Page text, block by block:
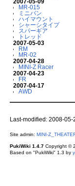
MR-015
ミニバン
ハイマウント
シャーシタイプ
スパーギア
トレッド
2007-05-03
RM
MR-02
2007-04-28
MINI-Z Racer
2007-04-23
FR
2007-04-17
AWD
Last-modified: 2008-
Site admin: MINI-
PukiWiki 1.4.7Copyright ©
Based on "PukiWiki" 1.3 by